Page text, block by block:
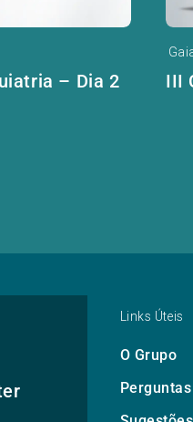
– Dia 2 III
Links Úteis
O Grupo